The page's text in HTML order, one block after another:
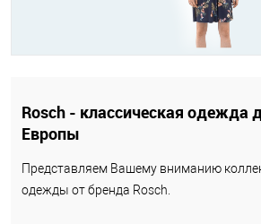
Rosch - классическая одежда
Европы
Представляем Вашему вниманию
одежды от бренда Rosch.